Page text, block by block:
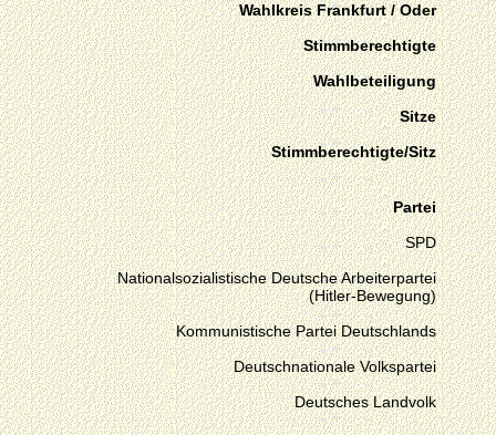
Wahlkreis Frankfurt / Oder
Stimmberechtigte
Wahlbeteiligung
Sitze
Stimmberechtigte/Sitz
Partei
SPD
Nationalsozialistische Deutsche Arbeiterpartei
(Hitler-Bewegung)
Kommunistische Partei Deutschlands
Deutschnationale Volkspartei
Deutsches Landvolk